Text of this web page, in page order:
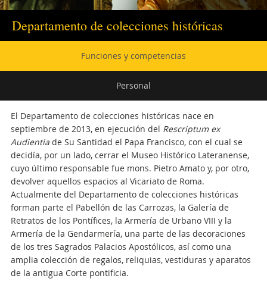
Departamento de colecciones históricas
Funciones y competencias
Personal
El Departamento de colecciones históricas nace en
septiembre de 2013, en ejecución del Rescriptum ex
Audientia de Su Santidad el Papa Francisco, con el cual se
decidía, por un lado, cerrar el Museo Histórico Lateranense,
cuyo último responsable fue mons. Pietro Amato y, por otro,
devolver aquellos espacios al Vicariato de Roma.
Actualmente del Departamento de colecciones históricas
forman parte el Pabellón de las Carrozas, la Galería de
Retratos de los Pontífices, la Armería de Urbano VIII y la
Armería de la Gendarmería, una parte de las decoraciones
de los tres Sagrados Palacios Apostólicos, así como una
amplia colección de regalos, reliquias, vestiduras y aparatos
de la antigua Corte pontificia.